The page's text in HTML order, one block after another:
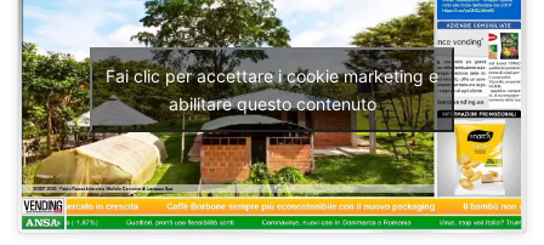
Fai clic per accettare i cookie marketing e
abilitare questo contenuto